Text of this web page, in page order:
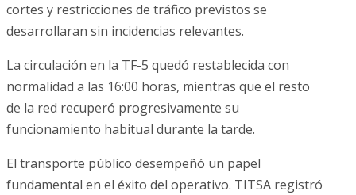
cortes y restricciones de tráfico previstos se
desarrollaran sin incidencias relevantes.
La circulación en la TF-5 quedó restablecida con
normalidad a las 16:00 horas, mientras que el resto
de la red recuperó progresivamente su
funcionamiento habitual durante la tarde.
El transporte público desempeñó un papel
fundamental en el éxito del operativo. TITSA registró